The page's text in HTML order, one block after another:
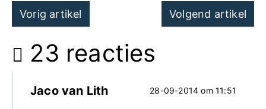
Post
navigation
Vorig artikel Volgend artikel
23 reacties
Jaco van Lith 28-09-2014 om 11:51